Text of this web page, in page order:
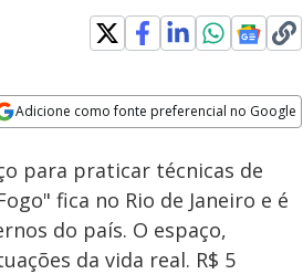
Adicione como fonte preferencial no Google
Velocidade
para praticar técnicas de
fica no Rio de Janeiro e é
do país. O espaço,
da vida real. R$ 5